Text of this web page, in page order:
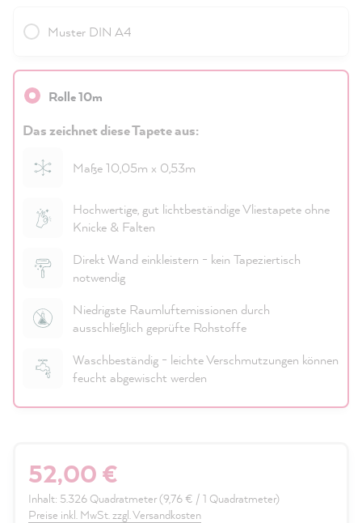
Muster DIN A4
Rolle 10m
Das zeichnet diese Tapete aus:
Maße 10,05m x 0,53m
Hochwertige, gut lichtbeständige Vliestapete ohne
Knicke & Falten
Direkt Wand einkleistern - kein Tapeziertisch
notwendig
Niedrigste Raumluftemissionen durch
ausschließlich geprüfte Rohstoffe
Waschbeständig - leichte Verschmutzungen können
feucht abgewischt werden
52,00 €
Inhalt: 5.326 Quadratmeter(9,76 € / 1 Quadratmeter)
Preise inkl. MwSt. zzgl. Versandkosten